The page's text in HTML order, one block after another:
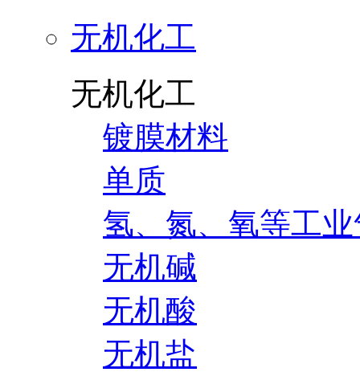
无机化工
无机化工
镀膜材料
单质
氢、氮、氧等工
无机碱
无机酸
无机盐